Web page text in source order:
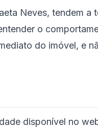
Neves, tendem a
o
do imóvel, e
disponível no